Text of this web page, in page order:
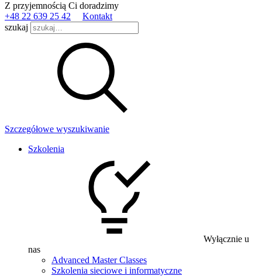
Z przyjemnością Ci doradzimy
+48 22 639 25 42
Kontakt
szukaj
Szczegółowe wyszukiwanie
Szkolenia
Wyłącznie u
nas
Advanced Master Classes
Szkolenia sieciowe i informatyczne